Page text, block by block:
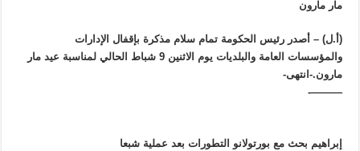
مار مارون
(أ.ل) – أصدر رئيس الحكومة تمام سلام مذكرة بإقفال الإدارات
والمؤسسات العامة والبلديات يوم الاثنين 9 شباط الحالي لمناسبة عيد مار
مارون.-انتهى-
———-
إبراهيم بحث مع بورتولانو التطورات بعد عملية شبعا